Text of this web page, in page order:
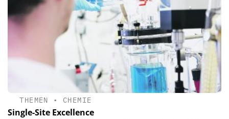
THEMEN • CHEMIE
Single-Site Excellence